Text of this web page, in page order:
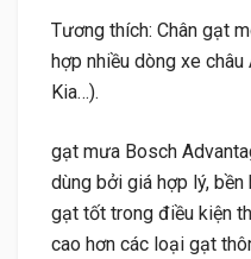
Tương thích: Chân gạt
hợp nhiều dòng xe
Kia…).
gạt mưa Bosch
dùng bởi giá hợp lý,
gạt tốt trong điều kiện
cao hơn các loại gạt